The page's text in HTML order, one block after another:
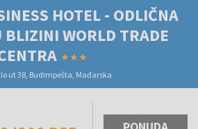
HOTEL - ODLIČNA
BLIZINI WORLD TRADE
ut 38, Budimpešta, Mađarska